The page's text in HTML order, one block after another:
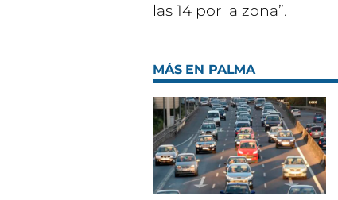
las 14 por la zona”.
MÁS EN PALMA